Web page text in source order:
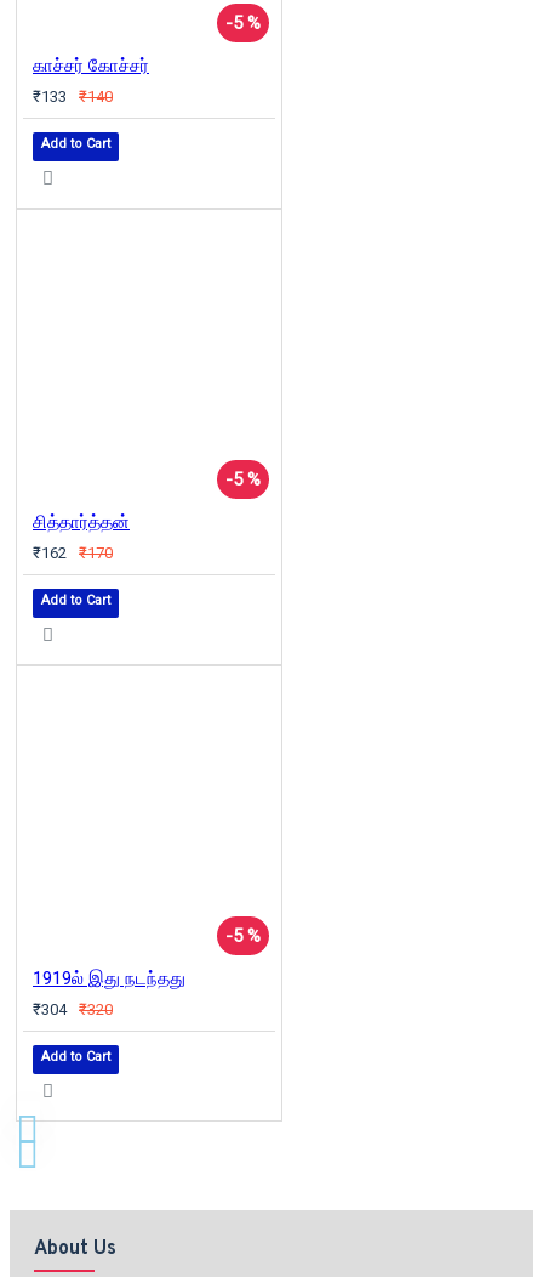
-5 %
காச்சர் கோச்சர்
₹133 ₹140
Add to Cart
-5 %
சித்தார்த்தன்
₹162 ₹170
Add to Cart
-5 %
1919ல் இது நடந்தது
₹304 ₹320
Add to Cart
About Us